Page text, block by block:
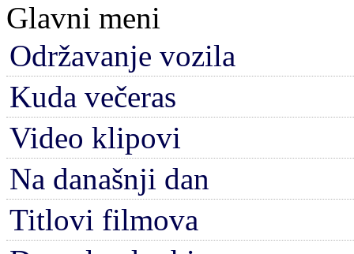
Glavni meni
Održavanje vozila
Kuda večeras
Video klipovi
Na današnji dan
Titlovi filmova